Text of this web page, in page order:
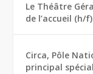
Le Théâtre
de l’accueil (h/f)
Circa, Pôle
principal